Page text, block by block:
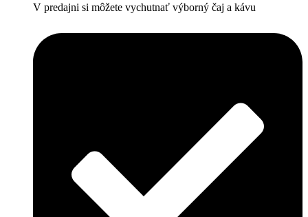
V predajni si môžete vychutnať výborný čaj a kávu